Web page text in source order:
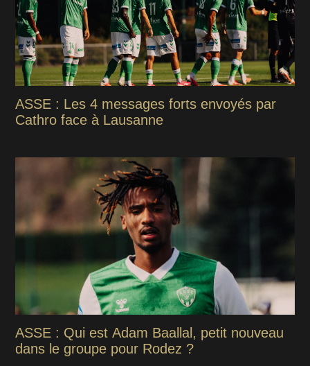
ASSE : Les 4 messages forts envoyés par
Cathro face à Lausanne
ASSE : Qui est Adam Baallal, petit nouveau
dans le groupe pour Rodez ?